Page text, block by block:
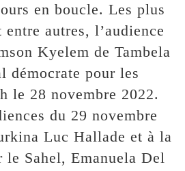
en boucle. Les plus
autres, l’audience
Kyelem de Tambela
démocrate pour les
le 28 novembre 2022.
du 29 novembre
Luc Hallade et à la
le Sahel, Emanuela Del